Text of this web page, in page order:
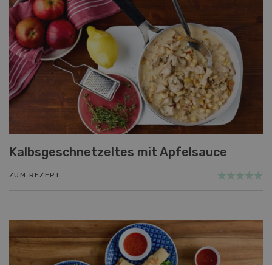
Kalbsgeschnetzeltes mit Apfelsauce
ZUM REZEPT